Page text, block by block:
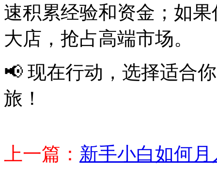
速积累经验和资金；如
大店，抢占高端市场。
📢 现在行动，选择适合
旅！
上一篇： 新手小白如何